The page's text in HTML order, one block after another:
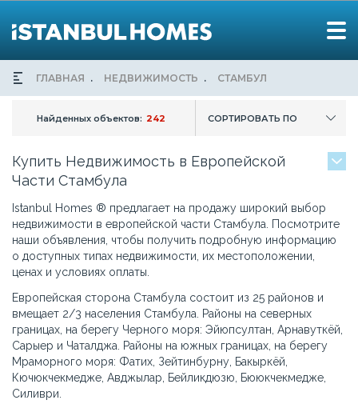
ГЛАВНАЯ НЕДВИЖИМОСТЬ СТАМБУЛ
Найденных объектов: 242 СОРТИРОВАТЬ ПО
Купить Недвижимость в Европейской
Части Стамбула
Istanbul Homes ® предлагает на продажу широкий выбор
недвижимости в европейской части Стамбула. Посмотрите
наши объявления, чтобы получить подробную информацию
о доступных типах недвижимости, их местоположении,
ценах и условиях оплаты.
Европейская сторона Стамбула состоит из 25 районов и
вмещает 2/3 населения Стамбула. Районы на северных
границах, на берегу Черного моря: Эйюпсултан, Арнавуткёй,
Сарыер и Чаталджа. Районы на южных границах, на берегу
Мраморного моря: Фатих, Зейтинбурну, Бакыркёй,
Кючюкчекмедже, Авджылар, Бейликдюзю, Бююкчекмедже,
Силиври.